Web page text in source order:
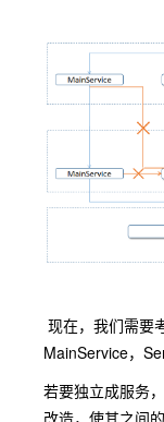
现在，我们需要
MainService，
若要独立成服务